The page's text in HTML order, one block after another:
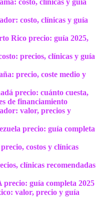
costo, clínicas y guía
costo, clínicas y guía
Rico precio: guía 2025,
precios, clínicas y guía
precio, coste medio y
precio: cuánto cuesta,
de financiamiento
valor, precios y
precio: guía completa
costos y clínicas
clínicas recomendadas
precio: guía completa 2025
valor, precio y guía